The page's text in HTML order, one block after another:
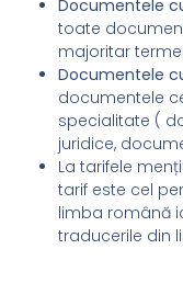
Documentele
toate
majoritar
Documentele
documentele
specialitate (
juridice,
La tarifele
tarif este cel
limba română
traducerile din